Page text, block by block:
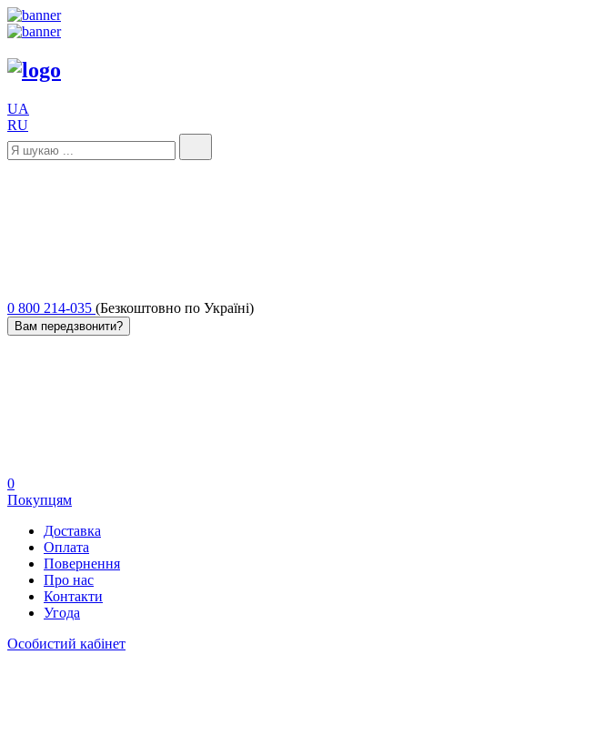
UA
RU
0 800 214-035 (Безкоштовно по Україні)
Вам передзвонити?
0
Покупцям
Доставка
Оплата
Повернення
Про нас
Контакти
Угода
Особистий кабінет